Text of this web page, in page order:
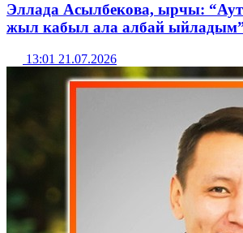
Эллада Асылбекова, ырчы:
жыл кабыл ала албай
13:01 21.07.2026